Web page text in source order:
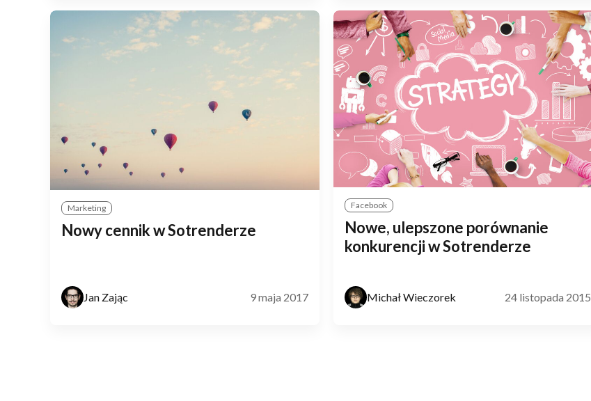
Marketing
Nowy cennik w Sotrenderze
Jan Zając 9 maja 2017
Facebook
Nowe, ulepszone porównanie
konkurencji w Sotrenderze
Michał Wieczorek 24 listopada 2015